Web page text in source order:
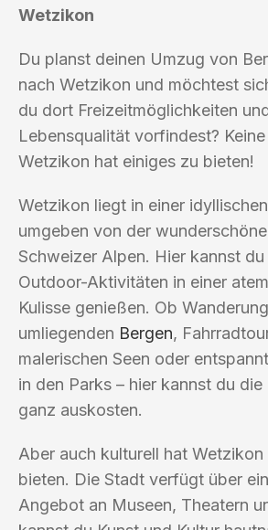
Wetzikon
Du planst deinen Umzug von
nach Wetzikon und möchtest
du dort Freizeitmöglichkeiten
Lebensqualität vorfindest?
Wetzikon hat einiges zu bieten!
Wetzikon liegt in einer
umgeben von der
Schweizer Alpen. Hier kannst
Outdoor-Aktivitäten in einer
Kulisse genießen. Ob
umliegenden Bergen,
malerischen Seen oder
in den Parks – hier kannst du
ganz auskosten.
Aber auch kulturell hat Wetzikon
bieten. Die Stadt verfügt über
Angebot an Museen, Theatern